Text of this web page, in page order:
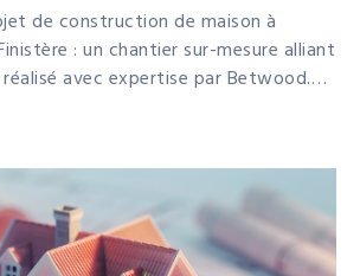
de construction de maison à
: un chantier sur-mesure alliant
avec expertise par Betwood.